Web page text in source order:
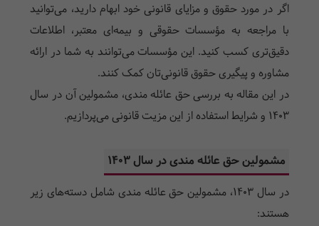
اگر در مورد حقوق و مزایای قانونی خود ابهام دارید، می‌توانید
با مراجعه به مؤسسات حقوقی و بیمه‌ای معتبر، اطلاعات
دقیق‌تری کسب کنید. این مؤسسات می‌توانند به شما در ارائه
مشاوره و پیگیری حقوق قانونی‌تان کمک کنند.
در این مقاله به بررسی حق عائله مندی، مشمولین آن در سال
1403 و شرایط استفاده از این مزیت قانونی می‌پردازیم.
مشمولین حق عائله مندی در سال 1403
در سال 1403، مشمولین حق عائله مندی شامل دسته‌های زیر
هستند: